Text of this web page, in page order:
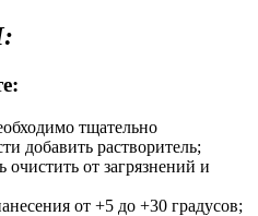
тщательно
добавить растворитель;
от загрязнений и
от +5 до +30 градусов;